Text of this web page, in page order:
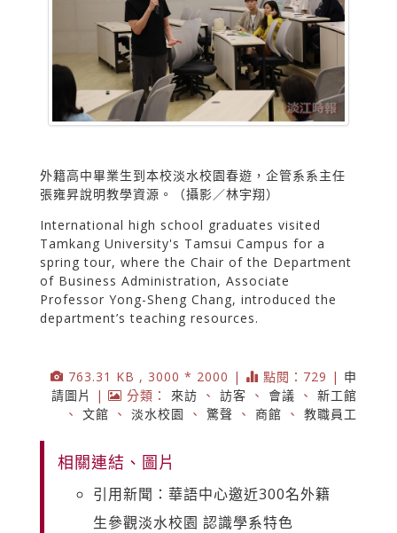
外籍高中畢業生到本校淡水校園春遊，企管系系主任
張雍昇說明教學資源。（攝影／林宇翔）
International high school graduates visited
Tamkang University's Tamsui Campus for a
spring tour, where the Chair of the Department
of Business Administration, Associate
Professor Yong-Sheng Chang, introduced the
department’s teaching resources.
763.31 KB , 3000 * 2000 | 點閱：729 | 申
請圖片
| 分類： 來訪 、 訪客 、 會議 、 新工館
、 文館 、 淡水校園 、 驚聲 、 商館 、 教職員工
相關連結、圖片
引用新聞：華語中心邀近300名外籍
生參觀淡水校園 認識學系特色